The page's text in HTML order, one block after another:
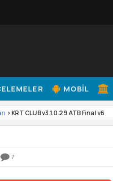
MOBIL
> KRT CLUB v3.1.0.29 ATB Final v6
7